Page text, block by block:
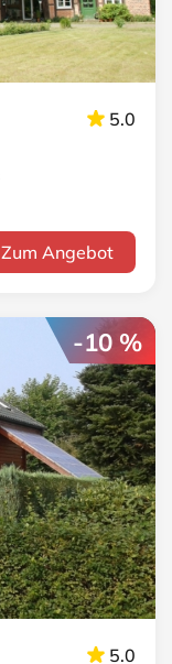
5.0
Zum Angebot
-10 %
5.0